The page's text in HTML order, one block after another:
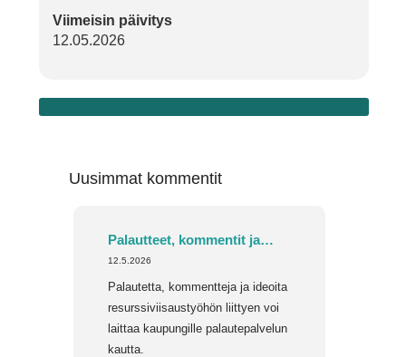
Viimeisin päivitys
12.05.2026
Uusimmat kommentit
Palautteet, kommentit ja
ideat
12.5.2026
Palautetta, kommentteja ja ideoita
resurssiviisaustyöhön liittyen voi
laittaa kaupungille palautepalvelun
kautta.